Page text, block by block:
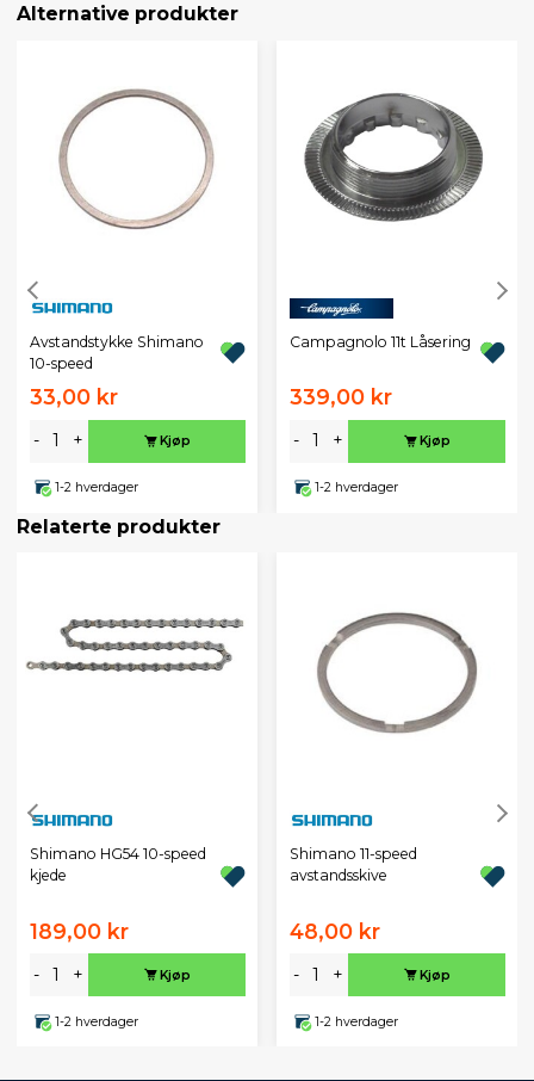
Alternative produkter
Avstandstykke Shimano
10-speed
33,00 kr
- + Kjøp
1-2 hverdager
Campagnolo 11t Låsering
339,00 kr
- + Kjøp
1-2 hverdager
Relaterte produkter
Shimano HG54 10-speed
kjede
189,00 kr
- + Kjøp
1-2 hverdager
Shimano 11-speed
avstandsskive
48,00 kr
- + Kjøp
1-2 hverdager